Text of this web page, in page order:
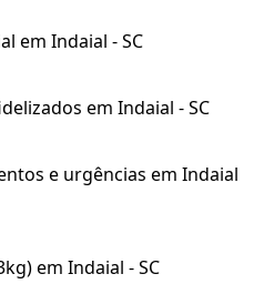
em Indaial - SC
em Indaial - SC
e urgências em Indaial
em Indaial - SC